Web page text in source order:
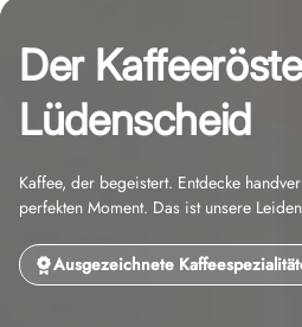
Der
Lüdenscheid
Kaffee, der begeistert. Entdecke
perfekten Moment. Das ist unsere
Ausgezeichnete